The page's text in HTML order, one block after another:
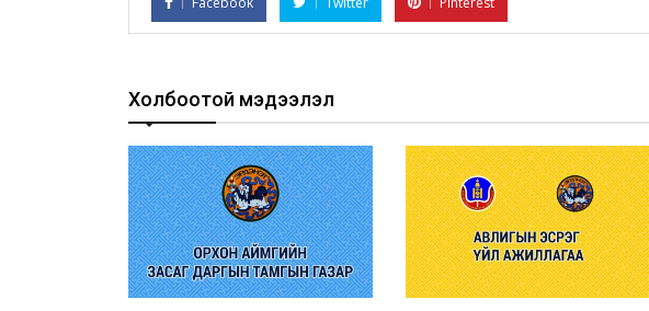
Холбоотой мэдээлэл